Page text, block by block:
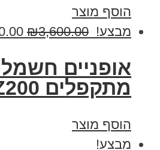
הוסף מוצר
מבצע!
₪3,600.00
‏אופניים
‏מתקפלים Stark Z200
הוסף מוצר
מבצע!